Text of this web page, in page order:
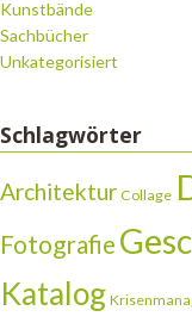
Kunstbände
Sachbücher
Unkategorisiert
Schlagwörter
Architektur Collage
Fotografie
Katalog